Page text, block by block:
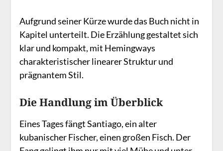
Aufgrund seiner Kürze wurde das Buch nicht in
Kapitel unterteilt. Die Erzählung gestaltet sich
klar und kompakt, mit Hemingways
charakteristischer linearer Struktur und
prägnantem Stil.
Die Handlung im Überblick
Eines Tages fängt Santiago, ein alter
kubanischer Fischer, einen großen Fisch. Der